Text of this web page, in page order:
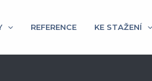
REFERENCE KE STAŽENÍ